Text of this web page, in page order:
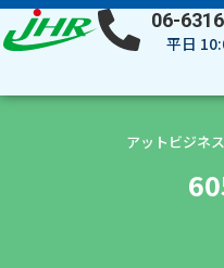
内
容
キ
06-
平日
アットビジネ